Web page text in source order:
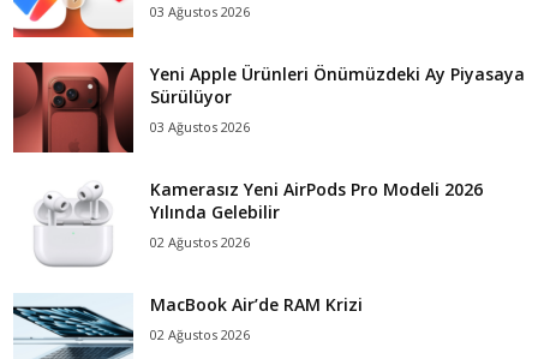
03 Ağustos 2026
Yeni Apple Ürünleri Önümüzdeki Ay Piyasaya
Sürülüyor
03 Ağustos 2026
Kamerasız Yeni AirPods Pro Modeli 2026
Yılında Gelebilir
02 Ağustos 2026
MacBook Air’de RAM Krizi
02 Ağustos 2026